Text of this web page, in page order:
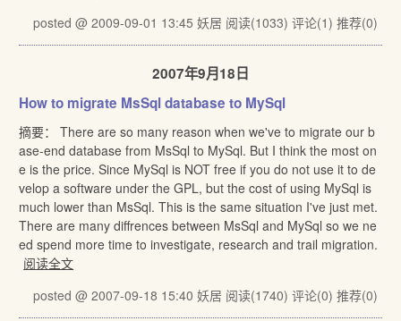
posted @ 2009-09-01 13:45 妖居 阅读(1033) 评论(1) 推荐(0)
2007年9月18日
How to migrate MsSql database to MySql
摘要： There are so many reason when we've to migrate our b
ase-end database from MsSql to MySql. But I think the most on
e is the price. Since MySql is NOT free if you do not use it to de
velop a software under the GPL, but the cost of using MySql is
much lower than MsSql. This is the same situation I've just met.
There are many diffrences between MsSql and MySql so we ne
ed spend more time to investigate, research and trail migration.
阅读全文
posted @ 2007-09-18 15:40 妖居 阅读(1740) 评论(0) 推荐(0)